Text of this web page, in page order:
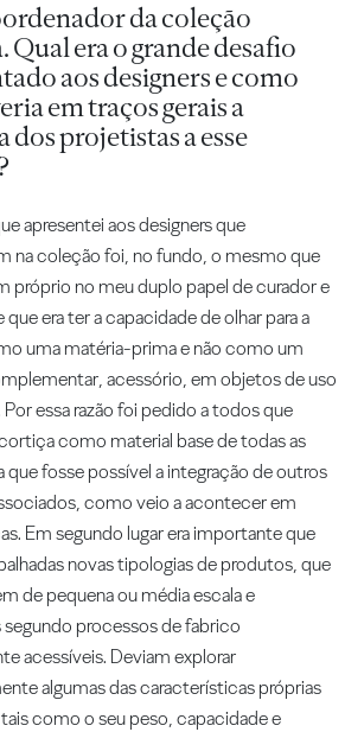
da coleção
Qual era o grande desafio
aos designers e como
em traços gerais a
dos projetistas a esse
apresentei aos designers que
na coleção foi, no fundo, o mesmo que
próprio no meu duplo papel de curador e
que era ter a capacidade de olhar para a
uma matéria-prima e não como um
acessório, em objetos de uso
essa razão foi pedido a todos que
como material base de todas as
que fosse possível a integração de outros
como veio a acontecer em
Em segundo lugar era importante que
novas tipologias de produtos, que
de pequena ou média escala e
processos de fabrico
acessíveis. Deviam explorar
algumas das características próprias
como o seu peso, capacidade e